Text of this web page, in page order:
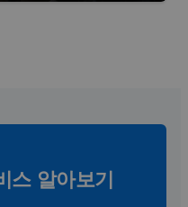
스 알아보기